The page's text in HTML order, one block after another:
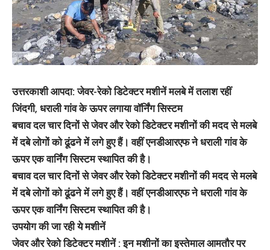
उत्तरकाशी आपदा: जेवर-रेको डिटेक्टर मशीनें मलबे में तलाश रहीं
जिंदगी, धराली गांव के ऊपर लगाया वॉर्निंग सिस्टम
बचाव दल चार दिनों से जेवर और रेको डिटेक्टर मशीनों की मदद से मलबे
में दबे लोगों को ढूंढने में लगे हुए हैं। वहीं एनडीआरएफ ने धराली गांव के
ऊपर एक वार्निंग सिस्टम स्थापित की है।
बचाव दल चार दिनों से जेवर और रेको डिटेक्टर मशीनों की मदद से मलबे
में दबे लोगों को ढूंढने में लगे हुए हैं। वहीं एनडीआरएफ ने धराली गांव के
ऊपर एक वार्निंग सिस्टम स्थापित की है।
उपयोग की जा रही ये मशीनें
जेवर और रेको डिटेक्टर मशीनें : इन मशीनों का इस्तेमाल आमतौर पर